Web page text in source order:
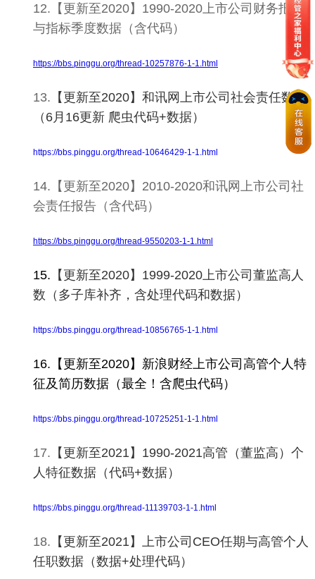
12.【更新至2020】1990-2020上市公司财务报表
与指标季度数据（含代码）
https://bbs.pinggu.org/thread-10257876-1-1.html
13. 【更新至2020】和讯网上市公司社会责任数据
（6月16更新 爬虫代码+数据）
https://bbs.pinggu.org/thread-10646429-1-1.html
14.【更新至2020】2010-2020和讯网上市公司社
会责任报告（含代码）
https://bbs.pinggu.org/thread-9550203-1-1.html
15. 【更新至2020】1999-2020上市公司董监高人
数（多子库补齐，含处理代码和数据）
https://bbs.pinggu.org/thread-10856765-1-1.html
16.【更新至2020】新浪财经上市公司高管个人特
征及简历数据（最全！含爬虫代码）
https://bbs.pinggu.org/thread-10725251-1-1.html
17. 【更新至2021】1990-2021高管（董监高）个
人特征数据（代码+数据）
https://bbs.pinggu.org/thread-11139703-1-1.html
18. 【更新至2021】上市公司CEO任期与高管个人
任职数据（数据+处理代码）